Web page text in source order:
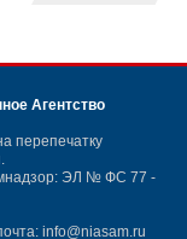
Агентство
перепечатку
ЭЛ № ФС 77 -
info@niasam.ru